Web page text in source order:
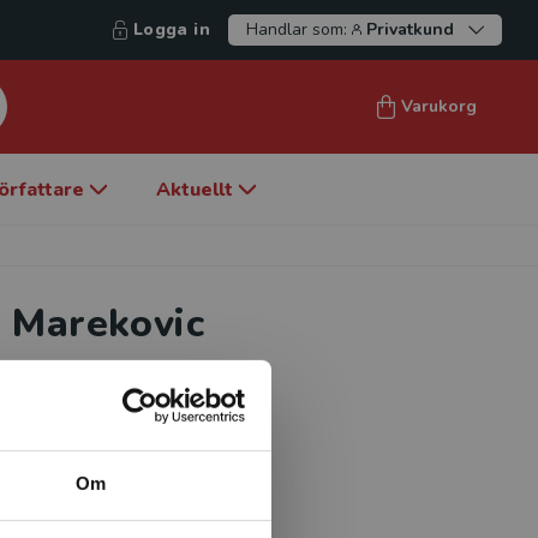
Om
Logga in Handlar som: Privatkund
Varukorg
Aktuellt
vid Institutionen för
har hanterat
samt